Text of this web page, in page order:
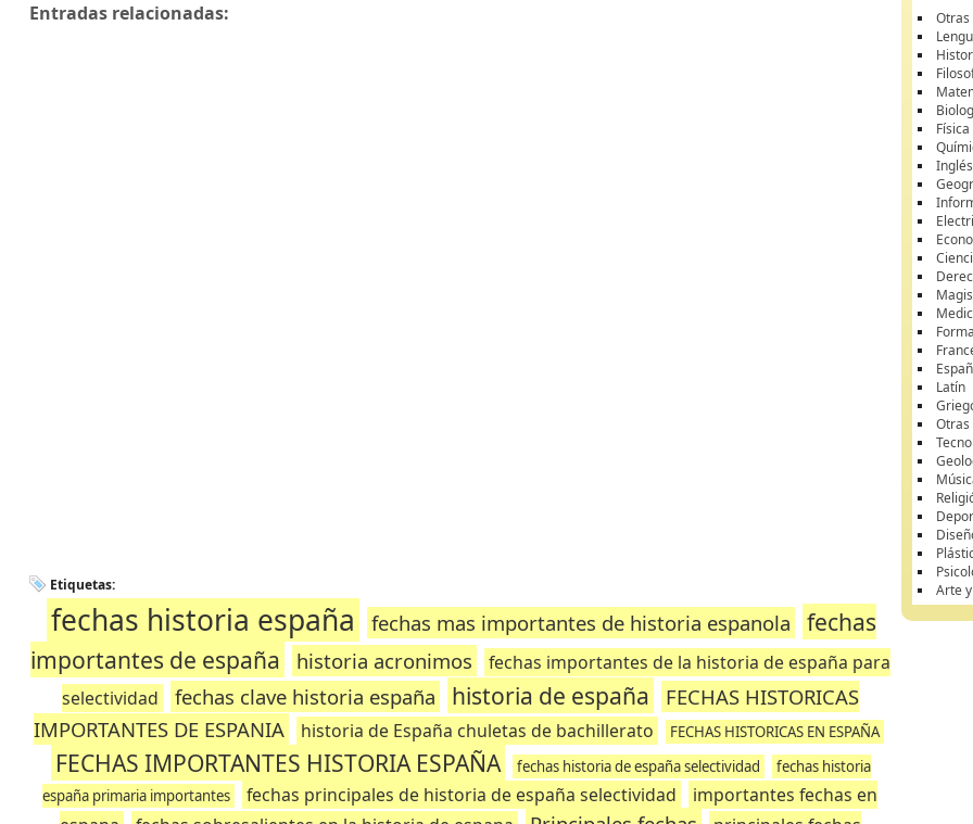
Entradas relacionadas:
Etiquetas:
fechas historia españa fechas mas importantes de historia espanola
fechas
importantes de españa
historia acronimos
fechas importantes de la historia de españa para
selectividad
fechas clave historia españa historia de españa
FECHAS HISTORICAS
IMPORTANTES DE ESPANIA
historia de España chuletas de bachillerato FECHAS HISTORICAS EN ESPAÑA
FECHAS IMPORTANTES HISTORIA ESPAÑA fechas historia de españa selectividad
fechas historia
españa primaria importantes
fechas principales de historia de españa selectividad
importantes fechas en
Física
Inglés
Latín
Arte